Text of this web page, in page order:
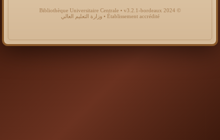
© 2024 Bibliothèque Universitaire Centrale • v3.2.1-bordeaux
Établissement accrédité • وزارة التعليم العالي